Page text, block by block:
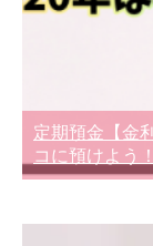
定期預金【金
コに預けよう！